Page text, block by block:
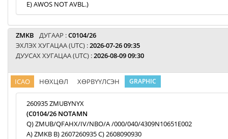
E) AWOS NOT AVBL.)
ZMKB ДУГААР :C0104/26
ЭХЛЭХ ХУГАЦАА (UTC) :2026-07-26 09:35
ДУУСАХ ХУГАЦАА (UTC) :2026-08-09 09:30
ICAO НӨХЦӨЛ ХӨРВҮҮЛСЭН GRAPHIC
260935 ZMUBYNYX
(C0104/26 NOTAMN
Q) ZMUB/QFAHX/IV/NBO/A /000/040/4309N10651E002
A) ZMKB B) 2607260935 C) 2608090930